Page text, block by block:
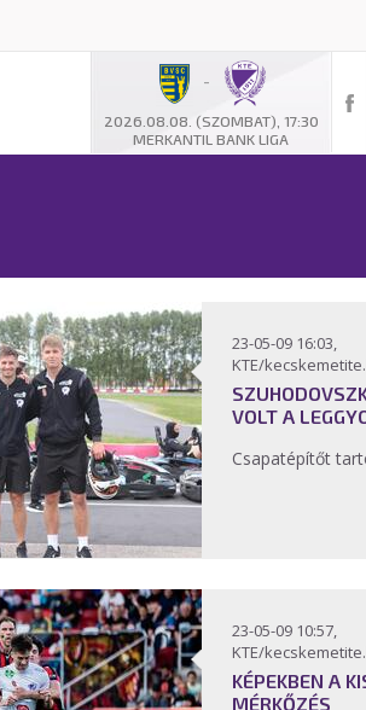
-
2026.08.08. (SZOMBAT), 17:30
MERKANTIL BANK LIGA
23-05-09 16:03,
KTE/
VOLT A
Csapatépítőt
23-05-09 10:57,
KTE/
KÉPEKBEN A
MÉRKŐZÉS